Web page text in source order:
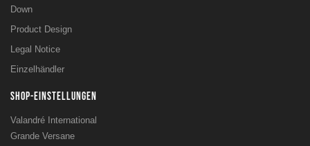
Down
Product Design
Legal Notice
Einzelhändler
SHOP-EINSTELLUNGEN
Valandré International
Grande Versane